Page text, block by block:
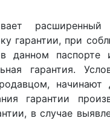
гарантии, при
в данном
гарантия.
начинают
гарантии
в случае